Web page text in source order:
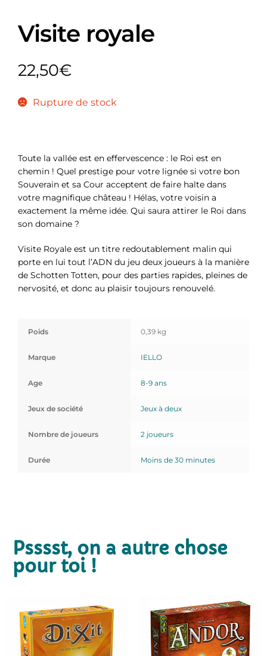
Visite royale
22,50€
Rupture de stock
Toute la vallée est en effervescence : le Roi est en
chemin ! Quel prestige pour votre lignée si votre bon
Souverain et sa Cour acceptent de faire halte dans
votre magnifique château ! Hélas, votre voisin a
exactement la même idée. Qui saura attirer le Roi dans
son domaine ?
Visite Royale est un titre redoutablement malin qui
porte en lui tout l’ADN du jeu deux joueurs à la manière
de Schotten Totten, pour des parties rapides, pleines de
nervosité, et donc au plaisir toujours renouvelé.
Poids 0,39 kg
Marque IELLO
Age 8-9 ans
Jeux de société Jeux à deux
Nombre de joueurs 2 joueurs
Durée Moins de 30 minutes
Psssst, on a autre chose
pour toi !